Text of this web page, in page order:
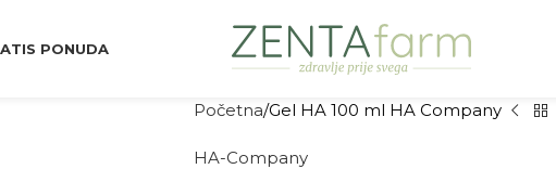
PONUDA
Početna Gel HA 100 ml HA Company
HA-Company